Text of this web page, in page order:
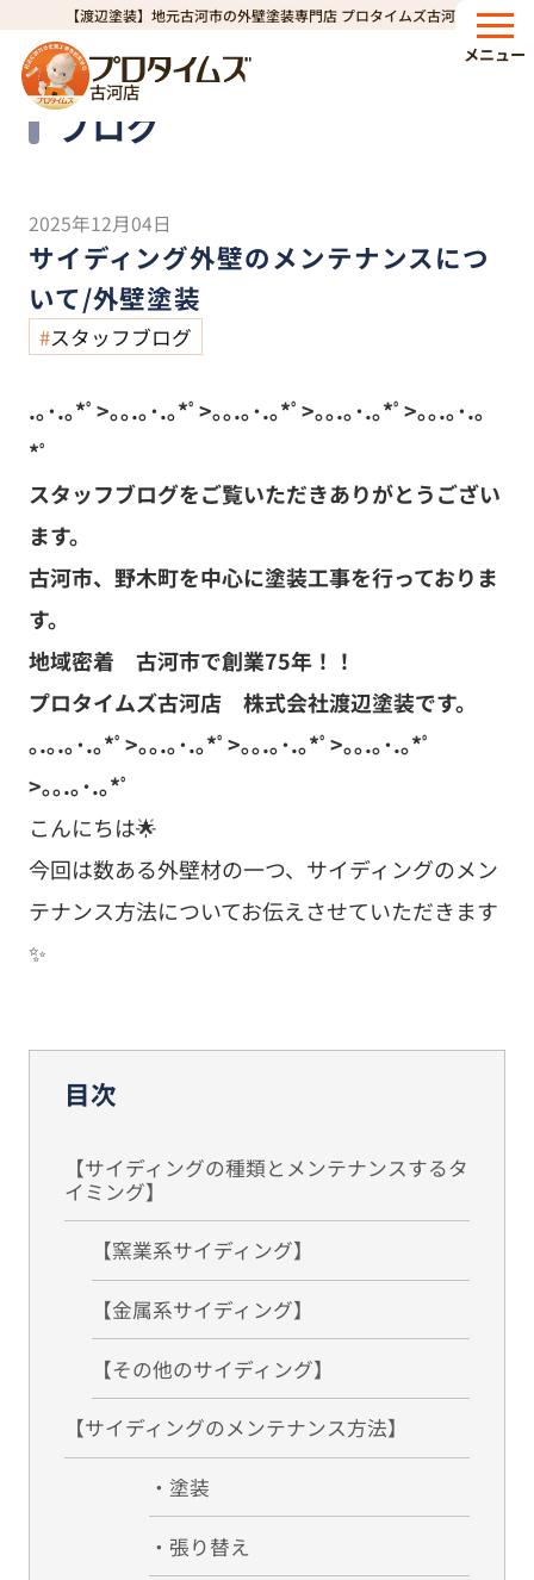
【渡辺塗装】地元古河市の外壁塗装専門店 プロタイムズ古河店
古河店
メニュー
HOME>ブログ> サイディング外壁のメンテナンスについて/外壁塗装
ブログ
Blog
2025年12月04日
サイディング外壁のメンテナンスにつ
いて/外壁塗装
スタッフブログ
.｡･.｡*ﾟ>｡｡.｡･.｡*ﾟ>｡｡.｡･.｡*ﾟ>｡｡.｡･.｡*ﾟ>｡｡.｡･.｡
*ﾟ
スタッフブログをご覧いただきありがとうござい
ます。
古河市、野木町を中心に塗装工事を行っておりま
す。
地域密着 古河市で創業75年！！
プロタイムズ古河店 株式会社渡辺塗装です。
｡.｡.｡･.｡*ﾟ>｡｡.｡･.｡*ﾟ>｡｡.｡･.｡*ﾟ>｡｡.｡･.｡*ﾟ
>｡｡.｡･.｡*ﾟ
こんにちは🌟
今回は数ある外壁材の一つ、サイディングのメン
テナンス方法についてお伝えさせていただきます
✨
目次
【サイディングの種類とメンテナンスするタ
イミング】
【窯業系サイディング】
【金属系サイディング】
【その他のサイディング】
【サイディングのメンテナンス方法】
・塗装
・張り替え